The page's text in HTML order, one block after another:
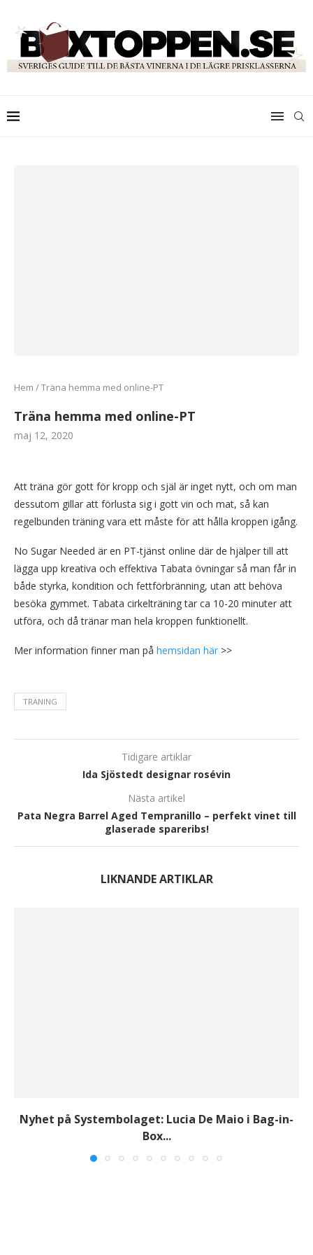
Hem /Träna hemma med online-PT
Träna hemma med online-PT
maj 12, 2020
Att träna gör gott för kropp och själ är inget nytt, och om man
dessutom gillar att förlusta sig i gott vin och mat, så kan
regelbunden träning vara ett måste för att hålla kroppen igång.
No Sugar Needed är en PT-tjänst online där de hjälper till att
lägga upp kreativa och effektiva Tabata övningar så man får in
både styrka, kondition och fettförbränning, utan att behöva
besöka gymmet. Tabata cirkelträning tar ca 10-20 minuter att
utföra, och då tränar man hela kroppen funktionellt.
Mer information finner man på hemsidan här >>
TRÄNING
Tidigare artiklar
Ida Sjöstedt designar rosévin
Nästa artikel
Pata Negra Barrel Aged Tempranillo – perfekt vinet till
glaserade spareribs!
LIKNANDE ARTIKLAR
Nyhet på Systembolaget: Lucia De Maio i Bag-in-
Box...